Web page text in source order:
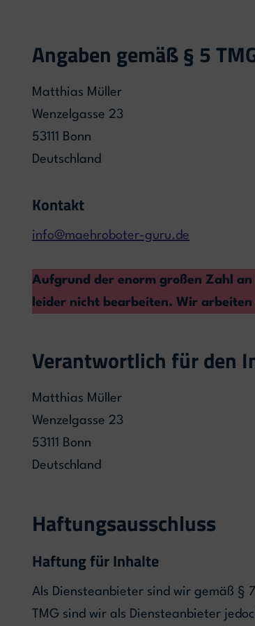
Angaben gemäß § 5
Matthias Müller
Wenzelgasse 23
53111 Bonn
Deutschland
Kontakt
info@maehroboter-guru.de
Aufgrund der enorm großen Zahl
leider nicht bearbeiten. Wir
Verantwortlich für den
Matthias Müller
Wenzelgasse 23
53111 Bonn
Deutschland
Haftungsausschluss
Haftung für Inhalte
Als Diensteanbieter sind wir gemäß §
TMG sind wir als Diensteanbieter